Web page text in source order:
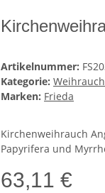
Artikelnummer:
Kategorie:
Marken: Frieda
Kirchenweihrauch
Papyrifera und
63,11 €